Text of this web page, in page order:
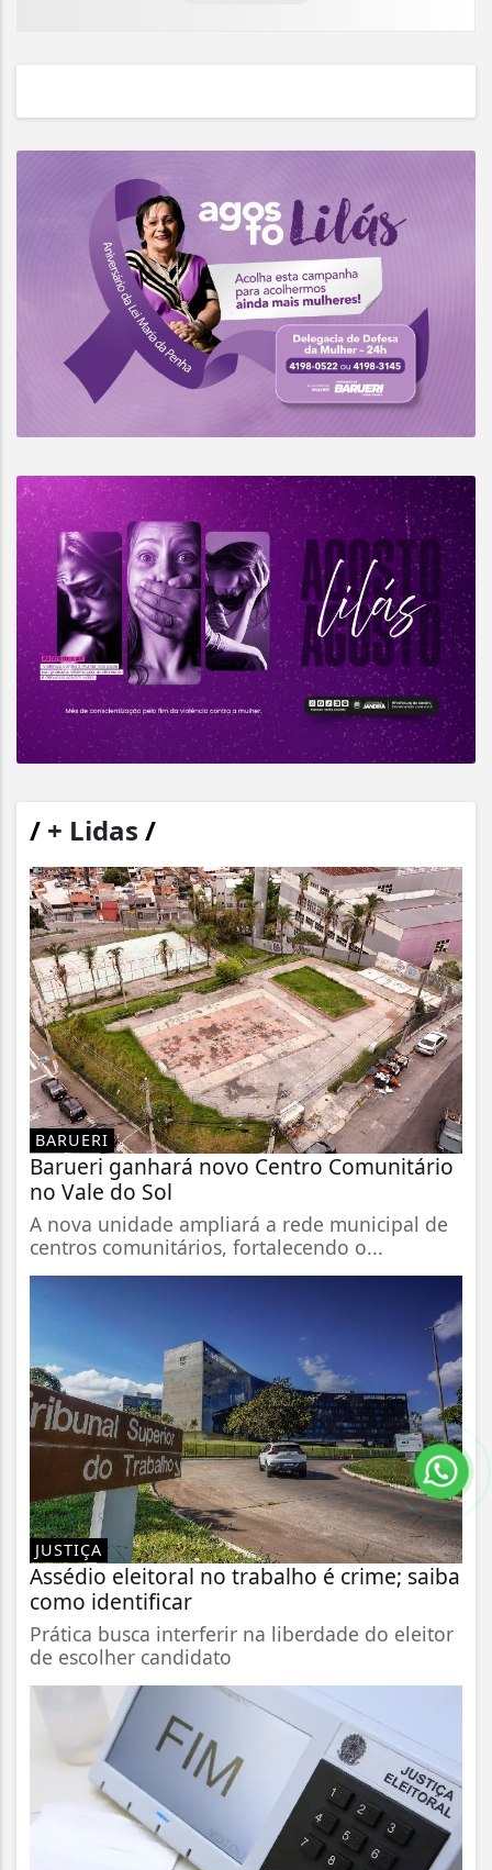
/ + Lidas /
BARUERI
Barueri ganhará novo Centro Comunitário
no Vale do Sol
A nova unidade ampliará a rede municipal de
centros comunitários, fortalecendo o...
JUSTIÇA
Assédio eleitoral no trabalho é crime; saiba
como identificar
Prática busca interferir na liberdade do eleitor
de escolher candidato